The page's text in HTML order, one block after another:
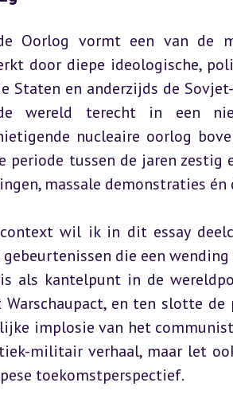
Oorlog vormt een van de
door diepe ideologische,
Staten en anderzijds de
wereld terecht in een
nucleaire oorlog
periode tussen de jaren
massale demonstraties
wil ik in dit essay
gebeurtenissen die een
als kantelpunt in de
Warschaupact, en ten slotte
implosie van het
militair verhaal, maar let
toekomstperspectief.